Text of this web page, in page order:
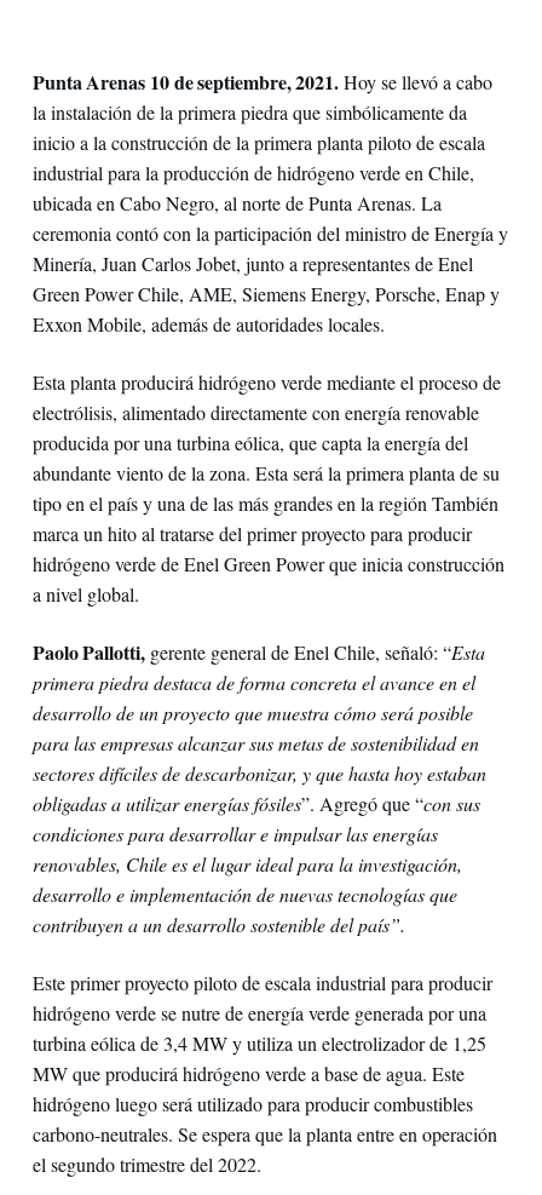
Punta Arenas 10 de septiembre, 2021.Hoy se llevó a cabo
la instalación de la primera piedra que simbólicamente da
inicio a la construcción de la primera planta piloto de escala
industrial para la producción de hidrógeno verde en Chile,
ubicada en Cabo Negro, al norte de Punta Arenas. La
ceremonia contó con la participación del ministro de Energía y
Minería, Juan Carlos Jobet, junto a representantes de Enel
Green Power Chile, AME, Siemens Energy, Porsche, Enap y
Exxon Mobile, además de autoridades locales.
Esta planta producirá hidrógeno verde mediante el proceso de
electrólisis, alimentado directamente con energía renovable
producida por una turbina eólica, que capta la energía del
abundante viento de la zona. Esta será la primera planta de su
tipo en el país y una de las más grandes en la región También
marca un hito al tratarse del primer proyecto para producir
hidrógeno verde de Enel Green Power que inicia construcción
a nivel global.
Paolo Pallotti,gerente general de Enel Chile, señaló: “Esta
primera piedra destaca de forma concreta el avance en el
desarrollo de un proyecto que muestra cómo será posible
para las empresas alcanzar sus metas de sostenibilidad en
sectores difíciles de descarbonizar, y que hasta hoy estaban
obligadas a utilizar energías fósiles”. Agregó que “con sus
condiciones para desarrollar e impulsar las energías
renovables, Chile es el lugar ideal para la investigación,
desarrollo e implementación de nuevas tecnologías que
contribuyen a un desarrollo sostenible del país”.
Este primer proyecto piloto de escala industrial para producir
hidrógeno verde se nutre de energía verde generada por una
turbina eólica de 3,4 MW y utiliza un electrolizador de 1,25
MW que producirá hidrógeno verde a base de agua. Este
hidrógeno luego será utilizado para producir combustibles
carbono-neutrales. Se espera que la planta entre en operación
el segundo trimestre del 2022.